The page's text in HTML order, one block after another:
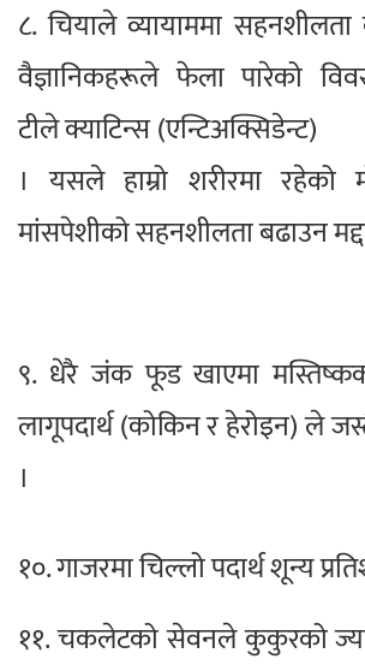
८. चियाले व्यायाममा
वैज्ञानिकहरूले फेला पारेको
टीले क्याटिन्स
। यसले हाम्रो शरीरमा रहेको
मांसपेशीको सहनशीलता बढाउन
९. धेरै जंक फूड खाएमा
लागूपदार्थ (कोकिन र हेरोइन) ले
।
१०. गाजरमा चिल्लो पदार्थ शून्य
११. चकलेटको सेवनले कुकुरको